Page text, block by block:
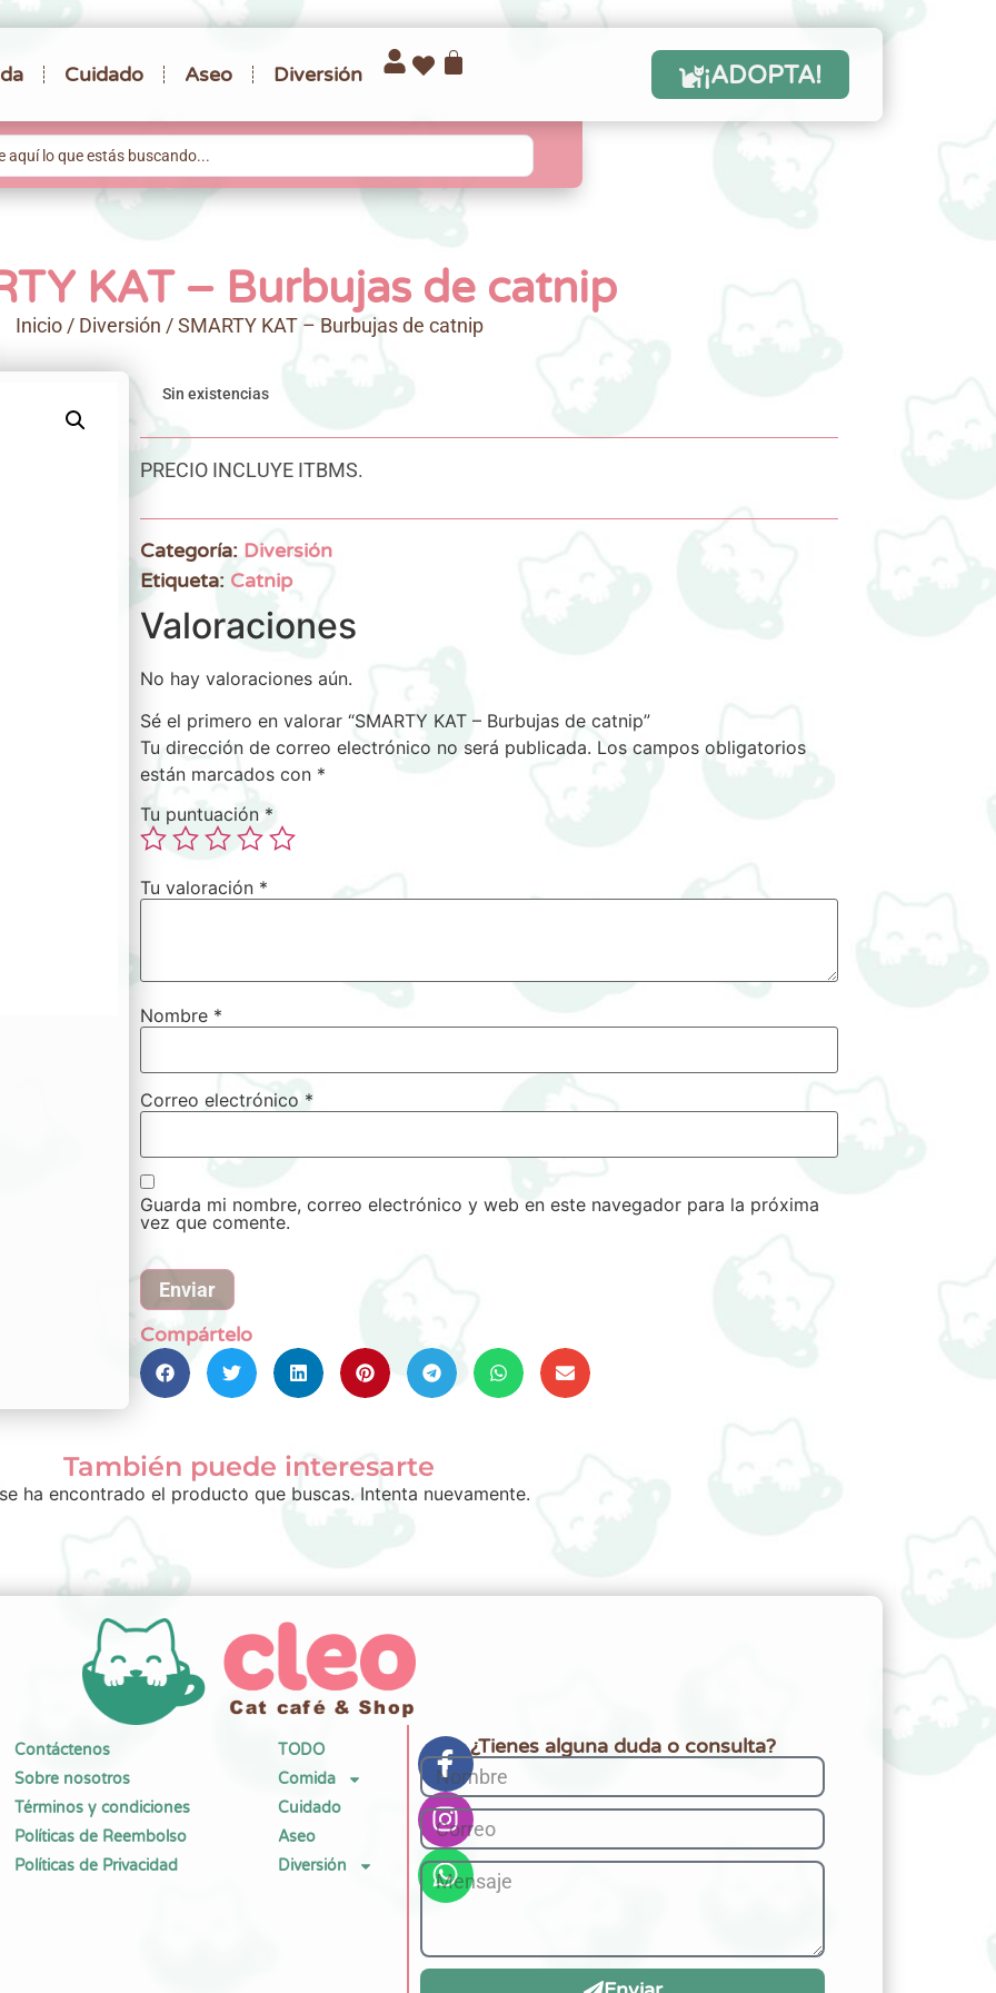
Cuidado Aseo Diversión ¡ADOPTA!
KAT – Burbujas de catnip
Inicio/ Diversión / SMARTY KAT – Burbujas de catnip
Sin existencias
PRECIO INCLUYE ITBMS.
Categoría: Diversión
Etiqueta: Catnip
Valoraciones
No hay valoraciones aún.
Sé el primero en valorar “SMARTY KAT – Burbujas de catnip”
Tu dirección de correo electrónico no será publicada. Los campos obligatorios
están marcados con *
Tu puntuación *
Tu valoración *
Nombre *
Correo electrónico *
Guarda mi nombre, correo electrónico y web en este navegador para la próxima
vez que comente.
Compártelo
También puede interesarte
ha encontrado el producto que buscas. Intenta nuevamente.
Contáctenos
Sobre nosotros
Términos y condiciones
Políticas de Reembolso
Políticas de Privacidad
TODO
Comida
Cuidado
Aseo
Diversión
¿Tienes alguna duda o consulta?